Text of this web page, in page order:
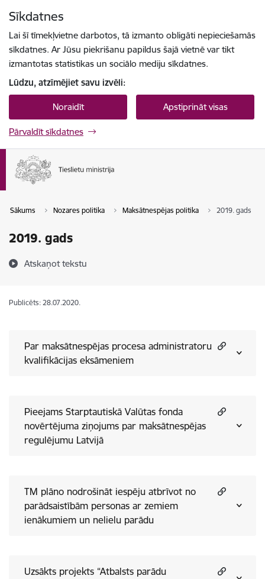
Sīkdatnes
Lai šī tīmekļvietne darbotos, tā izmanto obligāti nepieciešamās
sīkdatnes. Ar Jūsu piekrišanu papildus šajā vietnē var tikt
izmantotas statistikas un sociālo mediju sīkdatnes.
Lūdzu, atzīmējiet savu izvēli:
Noraidīt Apstiprināt visas
Pārvaldīt sīkdatnes
Sākums Nozares politika Maksātnespējas politika 2019. gads
2019. gads
Atskaņot tekstu
Publicēts: 28.07.2020.
Par maksātnespējas procesa administratoru
kvalifikācijas eksāmeniem
Pieejams Starptautiskā Valūtas fonda
novērtējuma ziņojums par maksātnespējas
regulējumu Latvijā
TM plāno nodrošināt iespēju atbrīvot no
parādsaistībām personas ar zemiem
ienākumiem un nelielu parādu
Uzsākts projekts “Atbalsts parādu